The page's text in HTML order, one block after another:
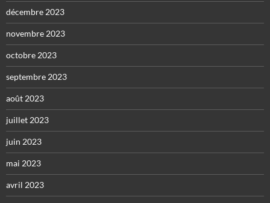
décembre 2023
novembre 2023
octobre 2023
septembre 2023
août 2023
juillet 2023
juin 2023
mai 2023
avril 2023